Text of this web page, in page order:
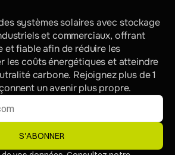
systèmes solaires avec stockage
et commerciaux, offrant
et fiable afin de réduire les
les coûts énergétiques et atteindre
carbone. Rejoignez plus de 1
un avenir plus propre.
S'ABONNER